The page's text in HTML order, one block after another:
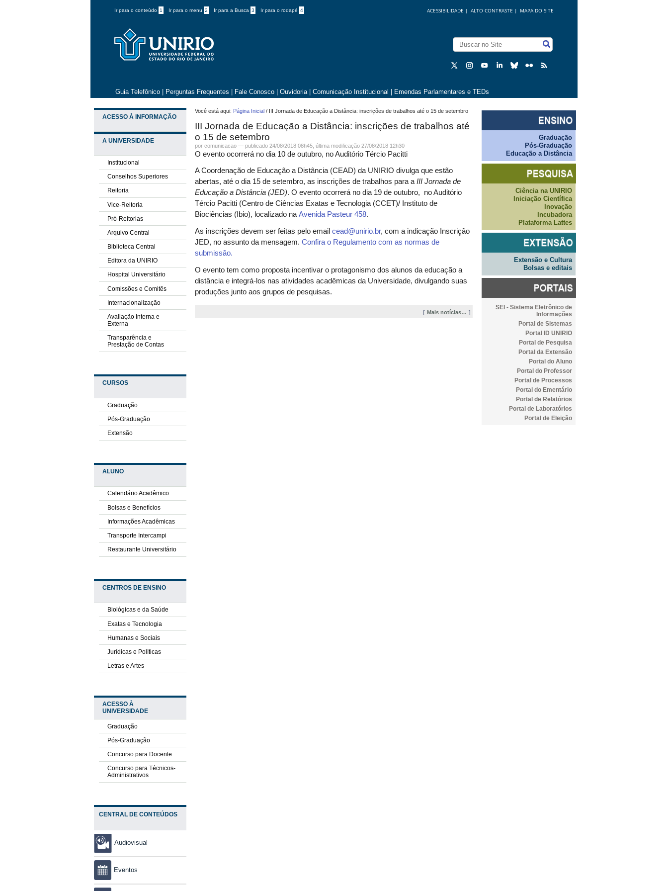
Ir para o conteúdo 1 Ir para o menu 2 Ir para a Busca 3 Ir para o rodapé 4 MAPA DO SITE
ALTO CONTRASTE |
ACESSIBILIDADE |
Guia Telefônico Perguntas Frequentes Fale Conosco Ouvidoria Comunicação Institucional Emendas Parlamentares e TEDs
ACESSO À INFORMAÇÃO
A UNIVERSIDADE
Institucional
Conselhos Superiores
Reitoria
Vice-Reitoria
Pró-Reitorias
Arquivo Central
Biblioteca Central
Editora da UNIRIO
Hospital Universitário
Comissões e Comitês
Internacionalização
Avaliação Interna e
Externa
Transparência e
Prestação de Contas
CURSOS
Graduação
Pós-Graduação
Extensão
ALUNO
Calendário Acadêmico
Bolsas e Benefícios
Informações Acadêmicas
Transporte Intercampi
Restaurante Universitário
CENTROS DE ENSINO
Biológicas e da Saúde
Exatas e Tecnologia
Humanas e Sociais
Jurídicas e Políticas
Letras e Artes
ACESSO À
UNIVERSIDADE
Graduação
Pós-Graduação
Concurso para Docente
Concurso para Técnicos-
Administrativos
CENTRAL DE CONTEÚDOS
Audiovisual
Eventos
Você está aqui: Página Inicial / III Jornada de Educação a Distância: inscrições de trabalhos até o 15 de setembro
III Jornada de Educação a Distância: inscrições de trabalhos até
o 15 de setembro
por comunicacao —publicado 24/08/2018 08h45,última modificação 27/08/2018 12h30
O evento ocorrerá no dia 10 de outubro, no Auditório Tércio Pacitti
A Coordenação de Educação a Distância (CEAD) da UNIRIO divulga que estão
abertas, até o dia 15 de setembro, as inscrições de trabalhos para aIII Jornada de
Educação a Distância (JED). O evento ocorrerá no dia 19 de outubro, no Auditório
Tércio Pacitti (Centro de Ciências Exatas e Tecnologia (CCET)/ Instituto de
Biociências (Ibio), localizado naAvenida Pasteur 458.
As inscrições devem ser feitas pelo emailcead@unirio.br, com a indicação Inscrição
JED, no assunto da mensagem.Confira o Regulamento com as normas de
submissão.
O evento tem como proposta incentivar o protagonismo dos alunos da educação a
distância e integrá-los nas atividades acadêmicas da Universidade, divulgando suas
produções junto aos grupos de pesquisas.
Mais notícias…
Graduação
Pós-Graduação
Educação a Distância
Ciência na UNIRIO
Iniciação Científica
Inovação
Incubadora
Plataforma Lattes
Extensão e Cultura
Bolsas e editais
SEI - Sistema Eletrônico de
Informações
Portal de Sistemas
Portal ID UNIRIO
Portal de Pesquisa
Portal da Extensão
Portal do Aluno
Portal do Professor
Portal de Processos
Portal do Ementário
Portal de Relatórios
Portal de Laboratórios
Portal de Eleição